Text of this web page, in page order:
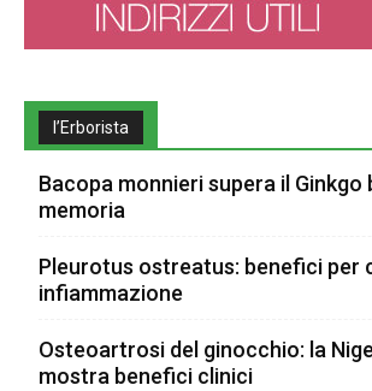
l’Erborista
Bacopa monnieri supera il Ginkgo
memoria
Pleurotus ostreatus: benefici per
infiammazione
Osteoartrosi del ginocchio: la
mostra benefici clinici